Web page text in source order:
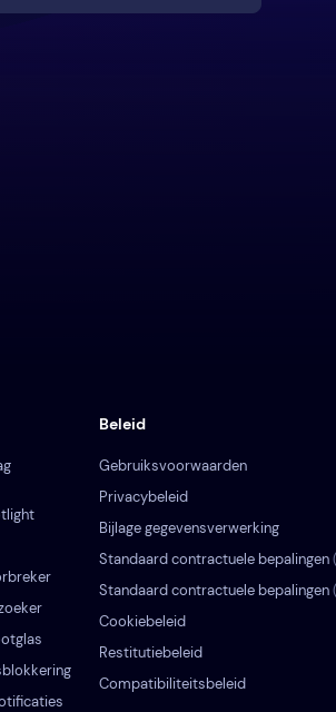
Beleid
Gebruiksvoorwaarden
Privacybeleid
Bijlage gegevensverwerking
Standaard contractuele bepalingen
Standaard contractuele bepalingen
Cookiebeleid
Restitutiebeleid
Compatibiliteitsbeleid